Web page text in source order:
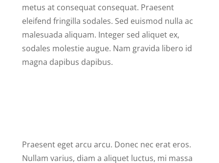
metus at consequat consequat. Praesent
eleifend fringilla sodales. Sed euismod nulla ac
malesuada aliquam. Integer sed aliquet ex,
sodales molestie augue. Nam gravida libero id
magna dapibus dapibus.
Praesent eget arcu arcu. Donec nec erat eros.
Nullam varius, diam a aliquet luctus, mi massa